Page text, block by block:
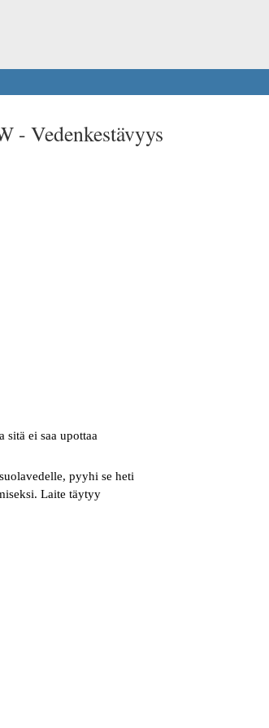
- Vedenkestävyys
sitä ei saa upottaa
pyyhi se heti
Laite täytyy